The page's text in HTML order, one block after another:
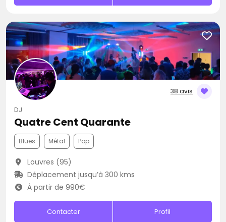
38 avis
DJ
Quatre Cent Quarante
Blues Métal Pop
Louvres (95)
Déplacement jusqu’à 300 kms
À partir de 990€
Contacter Profil